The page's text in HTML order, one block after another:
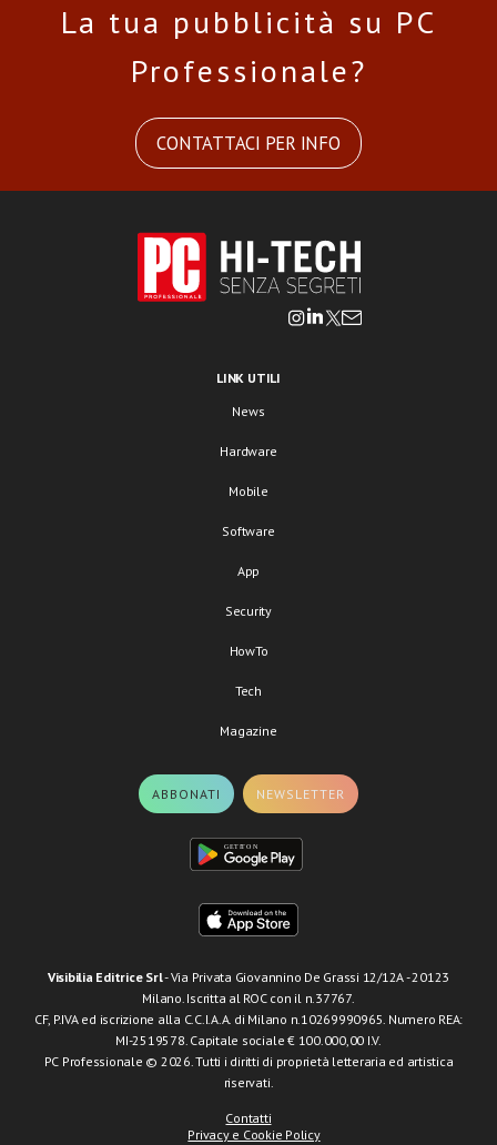
La tua pubblicità su PC
Professionale?
CONTATTACI PER INFO
LINK UTILI
News
Hardware
Mobile
Software
App
Security
HowTo
Tech
Magazine
ABBONATI NEWSLETTER
Visibilia Editrice Srl- Via Privata Giovannino De Grassi 12/12A - 20123
Milano. Iscritta al ROC con il n.37767.
CF, P.IVA ed iscrizione alla C.C.I.A.A. di Milano n.10269990965. Numero REA:
MI-2519578. Capitale sociale € 100.000,00 I.V.
PC Professionale © 2026. Tutti i diritti di proprietà letteraria ed artistica
riservati.
Contatti
Privacy e Cookie Policy